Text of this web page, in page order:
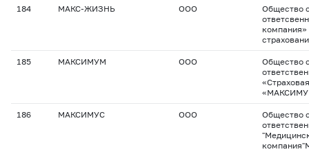
184 МАКС-ЖИЗНЬ ООО
Общество
185 МАКСИМУМ ООО
Общество
186 МАКСИМУС ООО
Общество